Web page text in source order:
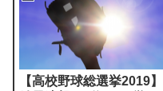
【高校野球総選挙2019】